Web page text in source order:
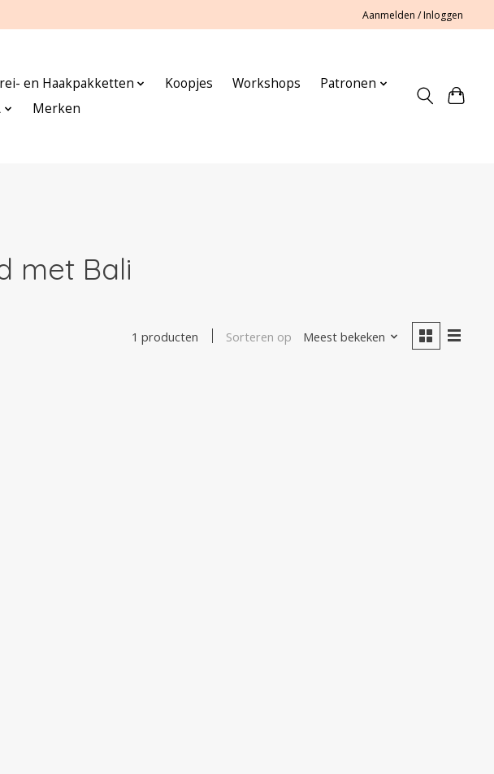
Aanmelden / Inloggen
en Haakpakketten Koopjes Workshops
Patronen
Merken
met Bali
1 producten Sorteren op Meest bekeken